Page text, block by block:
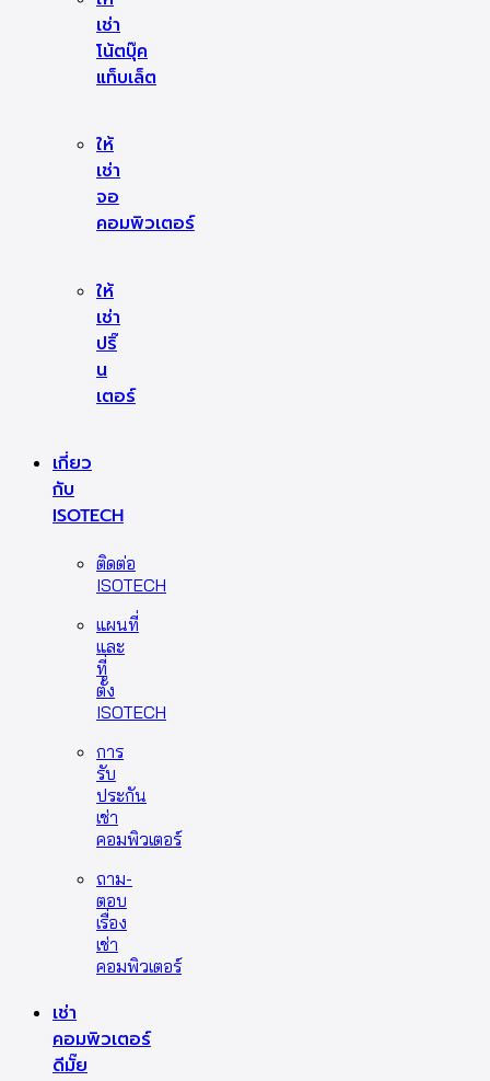
เช่า
โน้ตบุ๊ค
แท็บเล็ต
ให้
เช่า
จอ
คอมพิวเตอร์
ให้
เช่า
ปริ๊
น
เตอร์
เกี่ยว
กับ
ISOTECH
ติดต่อ
ISOTECH
แผนที่
และ
ที่
ตั้ง
ISOTECH
การ
รับ
ประกัน
เช่า
คอมพิวเตอร์
ถาม-
ตอบ
เรื่อง
เช่า
คอมพิวเตอร์
เช่า
คอมพิวเตอร์
ดีมั๊ย